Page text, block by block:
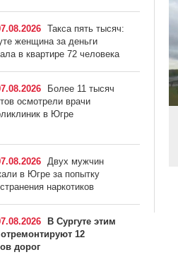
Такса пять тысяч:
женщина за деньги
в квартире 72 человека
Более 11 тысяч
осмотрели врачи
в Югре
Двух мужчин
в Югре за попытку
наркотиков
В Сургуте этим
12
дорог